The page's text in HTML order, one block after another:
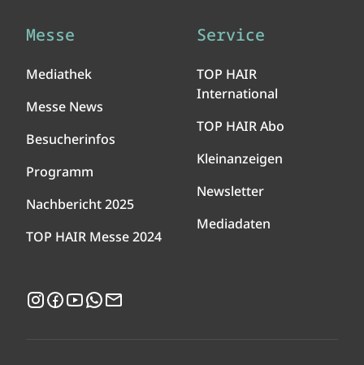
Messe
Mediathek
Messe News
Besucherinfos
Programm
Nachbericht 2025
TOP HAIR Messe 2024
Service
TOP HAIR
International
TOP HAIR Abo
Kleinanzeigen
Newsletter
Mediadaten
Instagram
Facebook
YouTubeWhatsApp